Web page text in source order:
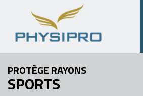
PROTÈGE RAYONS
SPORTS